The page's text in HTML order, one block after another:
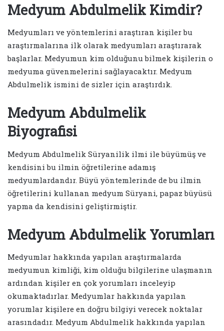
Medyum Abdulmelik Kimdir?
Medyumları ve yöntemlerini araştıran kişiler bu
araştırmalarına ilk olarak medyumları araştırarak
başlarlar. Medyumun kim olduğunu bilmek kişilerin o
medyuma güvenmelerini sağlayacaktır. Medyum
Abdulmelik ismini de sizler için araştırdık.
Medyum Abdulmelik
Biyografisi
Medyum Abdulmelik Süryanilik ilmi ile büyümüş ve
kendisini bu ilmin öğretilerine adamış
medyumlardandır. Büyü yöntemlerinde de bu ilmin
öğretilerini kullanan medyum Süryani, papaz büyüsü
yapma da kendisini geliştirmiştir.
Medyum Abdulmelik Yorumları
Medyumlar hakkında yapılan araştırmalarda
medyumun kimliği, kim olduğu bilgilerine ulaşmanın
ardından kişiler en çok yorumları inceleyip
okumaktadırlar. Medyumlar hakkında yapılan
yorumlar kişilere en doğru bilgiyi verecek noktalar
arasındadır. Medyum Abdulmelik hakkında yapılan